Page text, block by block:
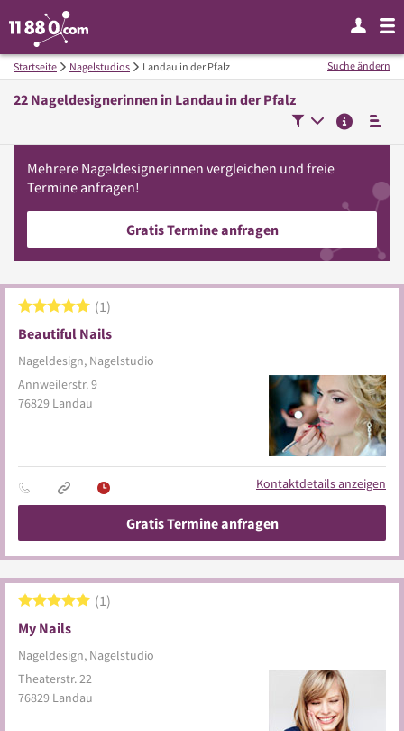
Startseite Nagelstudios Landau in der Pfalz
22 Nageldesignerinnen in Landau in der Pfalz
Suche ändern
Mehrere Nageldesignerinnen vergleichen und freie
Termine anfragen!
Gratis Termine anfragen
Beautiful Nails
Nageldesign, Nagelstudio
1
Annweilerstr. 9
76829 Landau
Kontaktdetails anzeigen
Gratis Termine anfragen
My Nails
Nageldesign, Nagelstudio
1
Theaterstr. 22
76829 Landau